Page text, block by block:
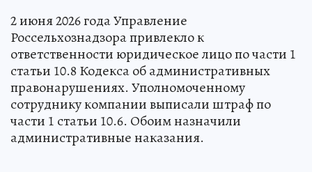
2 июня 2026 года Управление
Россельхознадзора привлекло к
ответственности юридическое лицо по части 1
статьи 10.8 Кодекса об административных
правонарушениях. Уполномоченному
сотруднику компании выписали штраф по
части 1 статьи 10.6. Обоим назначили
административные наказания.